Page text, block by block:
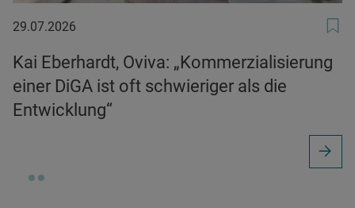
29.07.2026
29.07.2026
Kai Eberhardt, Oviva: „Kommerzialisierung
einer DiGA ist oft schwieriger als die
Entwicklung“